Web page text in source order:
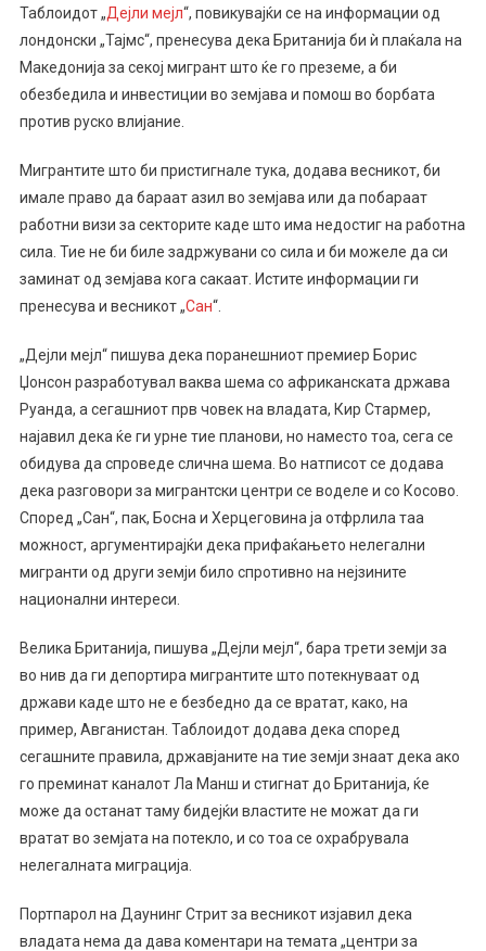
Таблоидот „Дејли мејл“, повикувајќи се на информации од
лондонски „Тајмс“, пренесува дека Британија би ѝ плаќала на
Македонија за секој мигрант што ќе го преземе, а би
обезбедила и инвестиции во земјава и помош во борбата
против руско влијание.
Мигрантите што би пристигнале тука, додава весникот, би
имале право да бараат азил во земјава или да побараат
работни визи за секторите каде што има недостиг на работна
сила. Тие не би биле задржувани со сила и би можеле да си
заминат од земјава кога сакаат. Истите информации ги
пренесува и весникот „Сан“.
„Дејли мејл“ пишува дека поранешниот премиер Борис
Џонсон разработувал ваква шема со африканската држава
Руанда, а сегашниот прв човек на владата, Кир Стармер,
најавил дека ќе ги урне тие планови, но наместо тоа, сега се
обидува да спроведе слична шема. Во натписот се додава
дека разговори за мигрантски центри се воделе и со Косово.
Според „Сан“, пак, Босна и Херцеговина ја отфрлила таа
можност, аргументирајќи дека прифаќањето нелегални
мигранти од други земји било спротивно на нејзините
национални интереси.
Велика Британија, пишува „Дејли мејл“, бара трети земји за
во нив да ги депортира мигрантите што потекнуваат од
држави каде што не е безбедно да се вратат, како, на
пример, Авганистан. Таблоидот додава дека според
сегашните правила, државјаните на тие земји знаат дека ако
го преминат каналот Ла Манш и стигнат до Британија, ќе
може да останат таму бидејќи властите не можат да ги
вратат во земјата на потекло, и со тоа се охрабрувала
нелегалната миграција.
Портпарол на Даунинг Стрит за весникот изјавил дека
владата нема да дава коментари на темата „центри за